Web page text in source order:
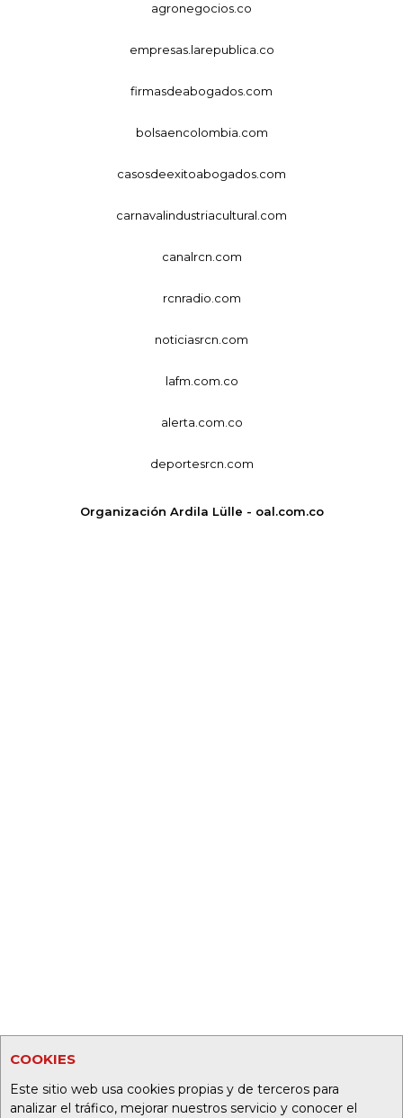
COOKIES
Este sitio web usa cookies propias y de terceros para
analizar el tráfico, mejorar nuestros servicio y conocer el
agronegocios.co
empresas.larepublica.co
firmasdeabogados.com
bolsaencolombia.com
casosdeexitoabogados.com
carnavalindustriacultural.com
canalrcn.com
rcnradio.com
noticiasrcn.com
lafm.com.co
alerta.com.co
deportesrcn.com
Organización Ardila Lülle - oal.com.co